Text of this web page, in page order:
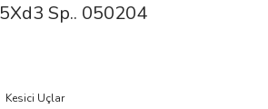
Sp.. 050204
Kesici Uçlar